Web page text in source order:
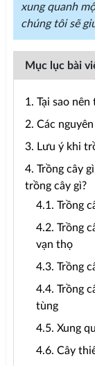
xung quanh
chúng tôi sẽ
Mục lục bài
1. Tại sao
2. Các
3. Lưu ý khi
4. Trồng cây
trồng cây gì?
4.1. Trồng
4.2. Trồng
vạn thọ
4.3. Trồng
4.4. Trồng
tùng
4.5. Xung
4.6. Cây